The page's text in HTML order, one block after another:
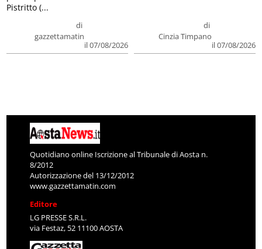
di
gazzettamatin
il 07/08/2026
Pistritto (...
di
Cinzia Timpano
il 07/08/2026
Quotidiano online Iscrizione al Tribunale di Aosta n.
8/2012
Autorizzazione del 13/12/2012
www.gazzettamatin.com
Editore
LG PRESSE S.R.L.
via Festaz, 52 11100 AOSTA